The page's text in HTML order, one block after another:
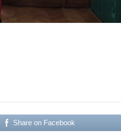
Share on Facebook